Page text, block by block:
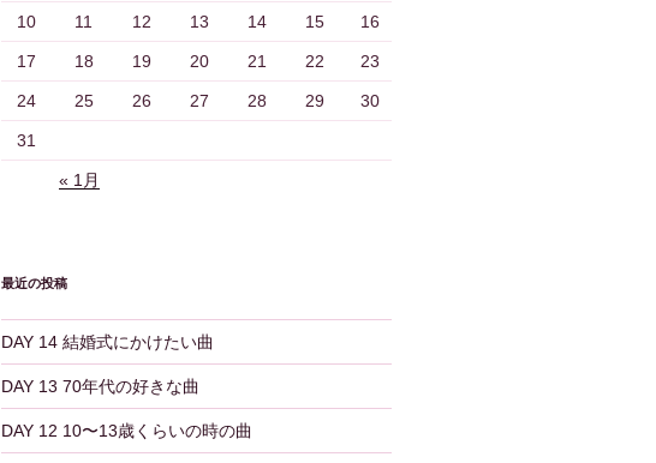
10 11 12 13 14 15 16
17 18 19 20 21 22 23
24 25 26 27 28 29 30
31
« 1月
最近の投稿
DAY 14 結婚式にかけたい曲
DAY 13 70年代の好きな曲
DAY 12 10〜13歳くらいの時の曲